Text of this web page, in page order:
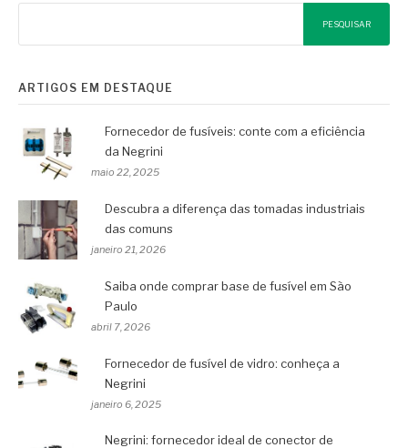
PESQUISAR
ARTIGOS EM DESTAQUE
Fornecedor de fusíveis: conte com a eficiência
da Negrini
maio 22, 2025
Descubra a diferença das tomadas industriais
das comuns
janeiro 21, 2026
Saiba onde comprar base de fusível em São
Paulo
abril 7, 2026
Fornecedor de fusível de vidro: conheça a
Negrini
janeiro 6, 2025
Negrini: fornecedor ideal de conector de